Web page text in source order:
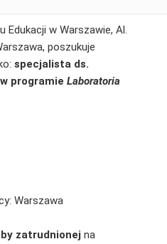
Edukacji w Warszawie, Al.
poszukuje
specjalista ds.
programie Laboratoria
Warszawa
zatrudnionej na